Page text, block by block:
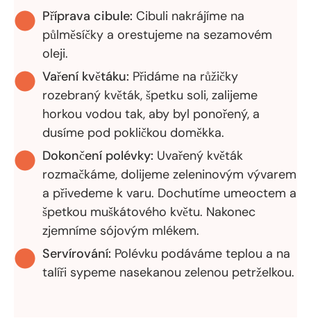
Příprava cibule: Cibuli nakrájíme na
půlměsíčky a orestujeme na sezamovém
oleji.
Vaření květáku: Přidáme na růžičky
rozebraný květák, špetku soli, zalijeme
horkou vodou tak, aby byl ponořený, a
dusíme pod pokličkou doměkka.
Dokončení polévky: Uvařený květák
rozmačkáme, dolijeme zeleninovým vývarem
a přivedeme k varu. Dochutíme umeoctem a
špetkou muškátového květu. Nakonec
zjemníme sójovým mlékem.
Servírování: Polévku podáváme teplou a na
talíři sypeme nasekanou zelenou petrželkou.